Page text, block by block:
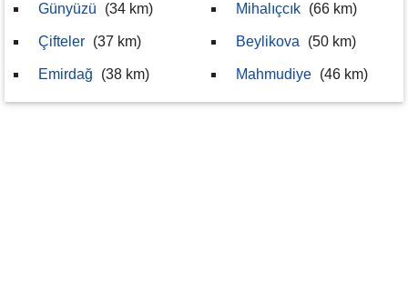
Günyüzü (34 km)
Çifteler (37 km)
Emirdağ (38 km)
Mihalıçcık (66 km)
Beylikova (50 km)
Mahmudiye (46 km)